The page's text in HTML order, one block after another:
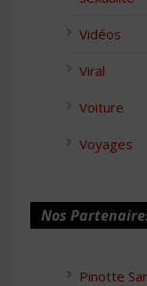
Vidéos
Viral
Voiture
Voyages
Nos
Pinotte